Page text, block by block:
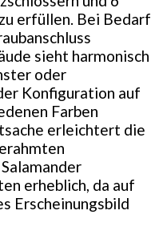
erfüllen. Bei Bedarf
sieht harmonisch
oder
Konfiguration auf
Farben
erleichtert die
erheblich, da auf
Erscheinungsbild